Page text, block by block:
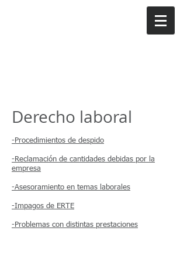
Derecho laboral
-Procedimientos de despido
-Reclamación de cantidades debidas por la
empresa
-Asesoramiento en temas laborales
-Impagos de ERTE
-Problemas con distintas prestaciones